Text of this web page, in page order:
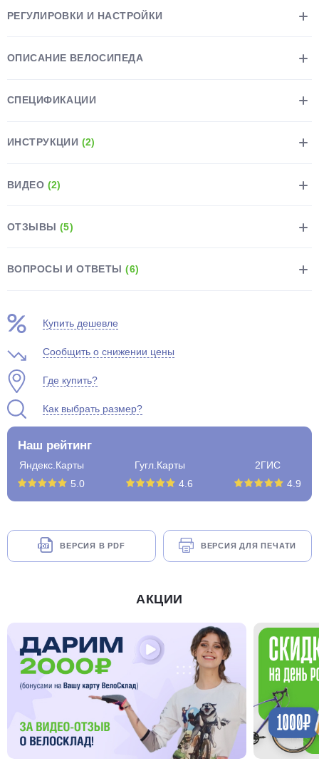
РЕГУЛИРОВКИ И НАСТРОЙКИ
ОПИСАНИЕ ВЕЛОСИПЕДА
СПЕЦИФИКАЦИИ
ИНСТРУКЦИИ (2)
ВИДЕО (2)
ОТЗЫВЫ (5)
ВОПРОСЫ И ОТВЕТЫ(6)
Купить дешевле
Сообщить о снижении цены
Где купить?
Как выбрать размер?
Наш рейтинг
Яндекс.Карты
5.0
Гугл.Карты
4.6
2ГИС
4.9
ВЕРСИЯ В PDF ВЕРСИЯ ДЛЯ ПЕЧАТИ
АКЦИИ